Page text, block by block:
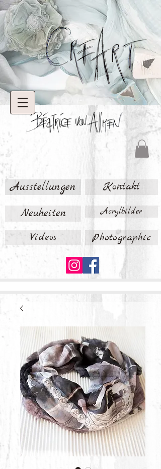
Ausstellungen Kontakt
Neuheiten Acrylbilder
Videos Photographic